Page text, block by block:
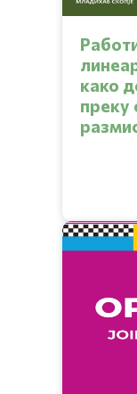
како
преку